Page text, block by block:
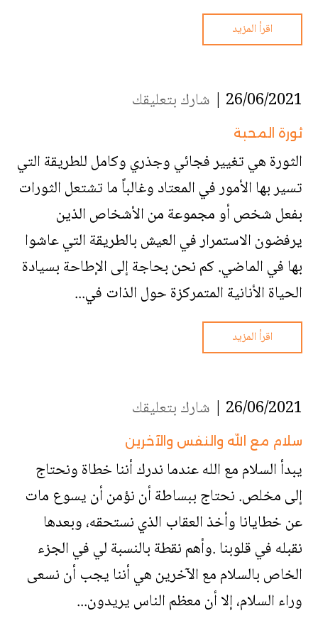
اقرأ المزيد
26/06/2021 | شارك بتعليقك
ثورة المحبة
الثورة هي تغيير فجائي وجذري وكامل للطريقة التي
تسير بها الأمور في المعتاد وغالباً ما تشتعل الثورات
بفعل شخص أو مجموعة من الأشخاص الذين
يرفضون الاستمرار في العيش بالطريقة التي عاشوا
بها في الماضي. كم نحن بحاجة إلى الإطاحة بسيادة
الحياة الأنانية المتمركزة حول الذات في...
اقرأ المزيد
26/06/2021 | شارك بتعليقك
سلام مع الله والنفس والآخرين
يبدأ السلام مع الله عندما ندرك أننا خطاة ونحتاج
إلى مخلص. نحتاج ببساطة أن نؤمن أن يسوع مات
عن خطايانا وأخذ العقاب الذي نستحقه، وبعدها
نقبله في قلوبنا .وأهم نقطة بالنسبة لي في الجزء
الخاص بالسلام مع الآخرين هي أننا يجب أن نسعى
وراء السلام، إلا أن معظم الناس يريدون...